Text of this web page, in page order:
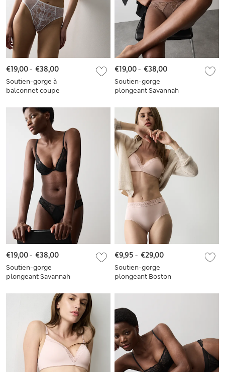
Soutien-gorge à
balconnet coupe
armatures et
dentelle, bonnets A
€19,00- €38,00
Soutien-gorge
plongeant Savannah
armatures, bonnets
A à E
€19,00- €38,00
Soutien-gorge
plongeant Savannah
armatures, bonnets
€19,00- €38,00
Soutien-gorge
plongeant Boston
bonnets A à E
€9,95 - €29,00